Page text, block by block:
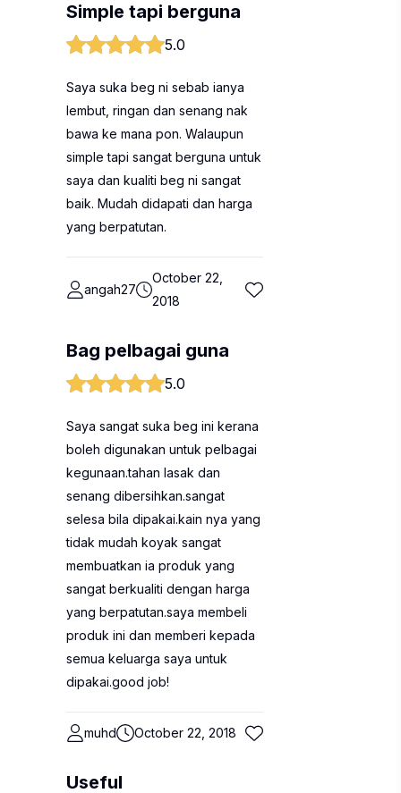
Simple tapi berguna
5.0
Saya suka beg ni sebab ianya
lembut, ringan dan senang nak
bawa ke mana pon. Walaupun
simple tapi sangat berguna untuk
saya dan kualiti beg ni sangat
baik. Mudah didapati dan harga
yang berpatutan.
angah27
October 22,
2018
Bag pelbagai guna
5.0
Saya sangat suka beg ini kerana
boleh digunakan untuk pelbagai
kegunaan.tahan lasak dan
senang dibersihkan.sangat
selesa bila dipakai.kain nya yang
tidak mudah koyak sangat
membuatkan ia produk yang
sangat berkualiti dengan harga
yang berpatutan.saya membeli
produk ini dan memberi kepada
semua keluarga saya untuk
dipakai.good job!
muhd October 22, 2018
Useful